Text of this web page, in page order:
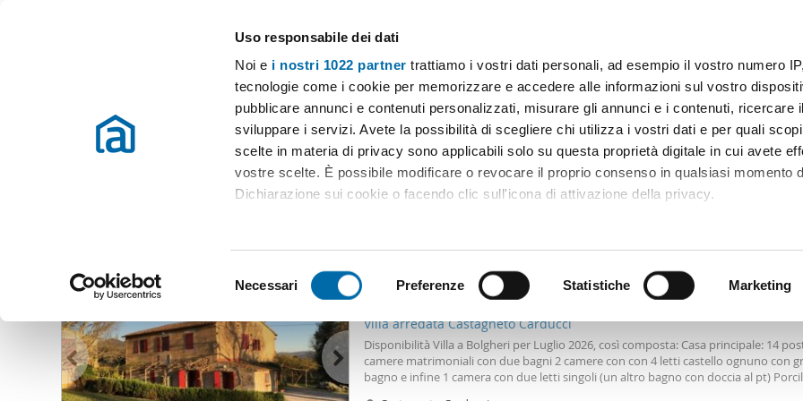
Uso responsabile dei dati
Noi e i nostri 1022 partner trattiamo i vostri dati personali, ad esempio il vostro numero
tecnologie come i cookie per memorizzare e accedere alle informazioni sul vostro
pubblicare annunci e contenuti personalizzati, misurare gli annunci e i contenuti, ricercare
sviluppare i servizi. Avete la possibilità di scegliere chi utilizza i vostri dati e per quali
scelte in materia di privacy sono applicabili solo su questa proprietà digitale in cui avete
vostre scelte. È possibile modificare o revocare il proprio consenso in qualsiasi momento
Dichiarazione sui cookie o facendo clic sull'icona di attivazione della privacy.
Identificare il tuo dispositivo, scansionandolo attivamente alla ricerca di caratteristiche
(impronte digitali).
Approfondisci come vengono elaborati i tuoi dati personali e imposta le tue preferenze nella
dettagli. Puoi modificare o ritirare il tuo consenso in qualsiasi momento dalla Dichiarazione
Utilizziamo i cookie per personalizzare contenuti ed annunci, per fornire funzionalità dei
e
e
z
i
Necessari Preferenze Statistiche Marketing
Case e appartamenti in affitto in tutta Italia
Prezzo Superficie Locali Più filtri - 2
Affitto Collesalvetti Appartamenti Affitto Collesalvetti Villa affitto 5 locali collesalvetti
Villa affitto 5 locali collesalvetti (0 immobili) Ordine Mioaffitto
2 6 Loc
Villa arredata Castagneto Carducci
Disponibilità Villa a Bolgheri per Luglio 2026, così composta: Casa principale: 14
camere matrimoniali con due bagni 2 camere con con 4 letti castello ognuno con
bagno e infine 1 camera con due letti singoli (un altro bagno con doccia al pt)